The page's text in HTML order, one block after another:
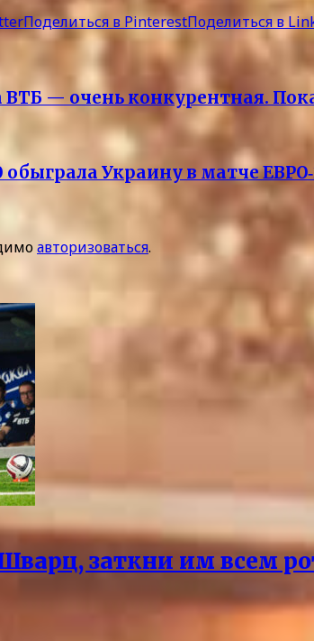
Поделиться в PinterestПоделиться в
— очень конкурентная.
Украину в матче
авторизоваться.
заткни им всем